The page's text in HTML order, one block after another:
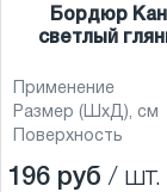
Бордюр
светлый
Применение
Размер (ШхД), см
Поверхность
196 руб / шт.